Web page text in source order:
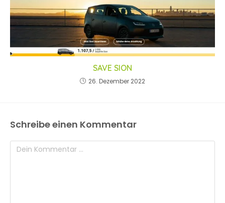
SAVE SION
26. Dezember 2022
Schreibe einen Kommentar